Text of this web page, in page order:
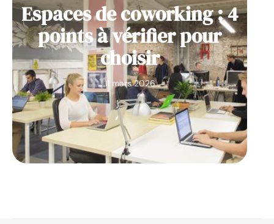
Espaces de coworking : 4
points à vérifier pour
choisir
11 mars 2026